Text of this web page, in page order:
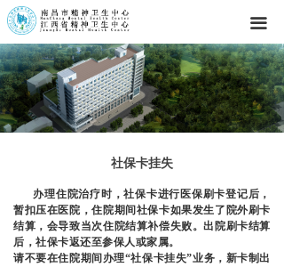
끀
社保卡挂失
办理住院治疗时，社保卡进行医保刷卡登记后，
暂扣压在医院，住院期间社保卡如果发生了院外刷卡
结算，会导致当次住院结算补偿失败。出院刷卡结算
后，社保卡返还至参保人或家属。
请不要在住院期间办理“社保卡挂失”业务，新卡制出